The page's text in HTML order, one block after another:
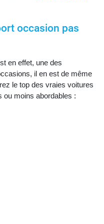
occasion pas
en effet, une des
il en est de même
le top des vraies voitures
ou moins abordables :